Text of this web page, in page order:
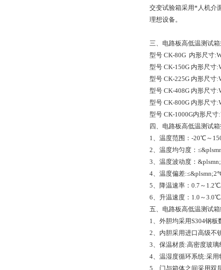
交变试验箱采用*人机介
理想设备。
三、电路板高低温测试
型号 CK-80G 内形尺寸
型号 CK-150G 内形尺寸
型号 CK-225G 内形尺寸
型号 CK-408G 内形尺寸
型号 CK-800G 内形尺寸
型号 CK-1000G内形尺
四、电路板高低温测试
1、温度范围：-20℃～
2、温度均匀度：
3、温度波动度：
4、温度偏差
5、降温速率：0.7～
6、升温速度：1.0～
五、电路板高低温测试
1、外胆均采用S304钢
2、内胆采用进口高级不
3、保温材质:高密度玻璃
4、温湿度循环系统:采
5、门与箱体之间采用双